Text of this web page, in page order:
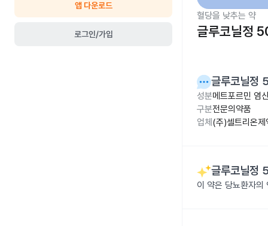
앱 다운로드
로그인/가입
혈당을 낮추는 약
글루코닐정
글루코닐
성분메트포르민 염
구분전문의약품
업체 (주)셀트리온제
글루코닐
이 약은 당뇨환자의